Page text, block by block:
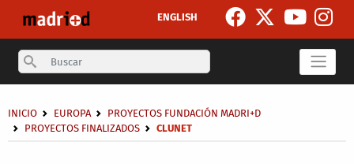
ENGLISH
Search
Sobrescribir enlaces de ayuda a la navegación
INICIO EUROPA
PROYECTOS FUNDACIÓN MADRI+D
PROYECTOS FINALIZADOS
CLUNET